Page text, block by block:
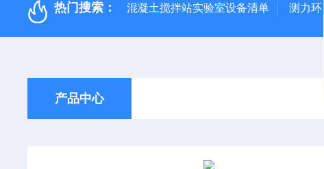
热门搜索： 混凝土搅拌站实验室设备清单 测力环
产品中心